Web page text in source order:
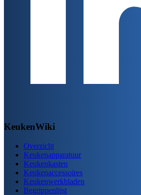
KeukenWiki
Overzicht
Keukenapparatuur
Keukenkasten
Keukenaccessoires
Keukenwerkbladen
Begrippenlijst